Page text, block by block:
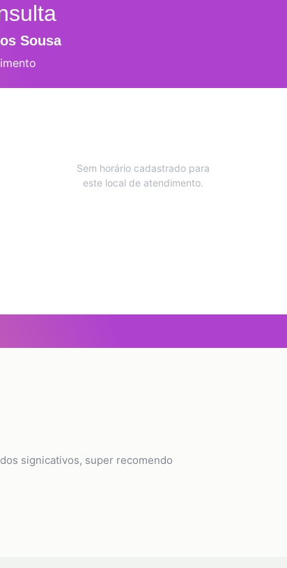
Sousa
Sem horário cadastrado para
este local de atendimento.
signicativos, super recomendo